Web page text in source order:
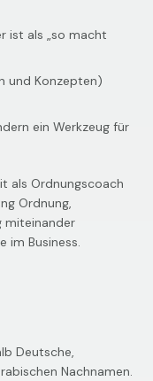
ist als „so macht
und Konzepten)
ein Werkzeug für
als Ordnungscoach
Ordnung,
miteinander
im Business.
Deutsche,
Nachnamen.